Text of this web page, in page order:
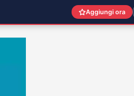
Aggiungi ora